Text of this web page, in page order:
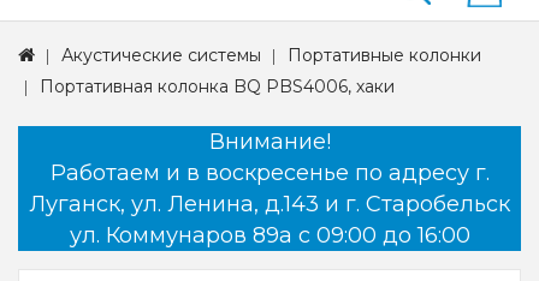
Акустические системы
Портативные колонки
Портативная колонка BQ PBS4006, хаки
Внимание!
Работаем и в воскресенье по адресу г.
Луганск, ул. Ленина, д.143 и г. Старобельск
ул. Коммунаров 89а с 09:00 до 16:00